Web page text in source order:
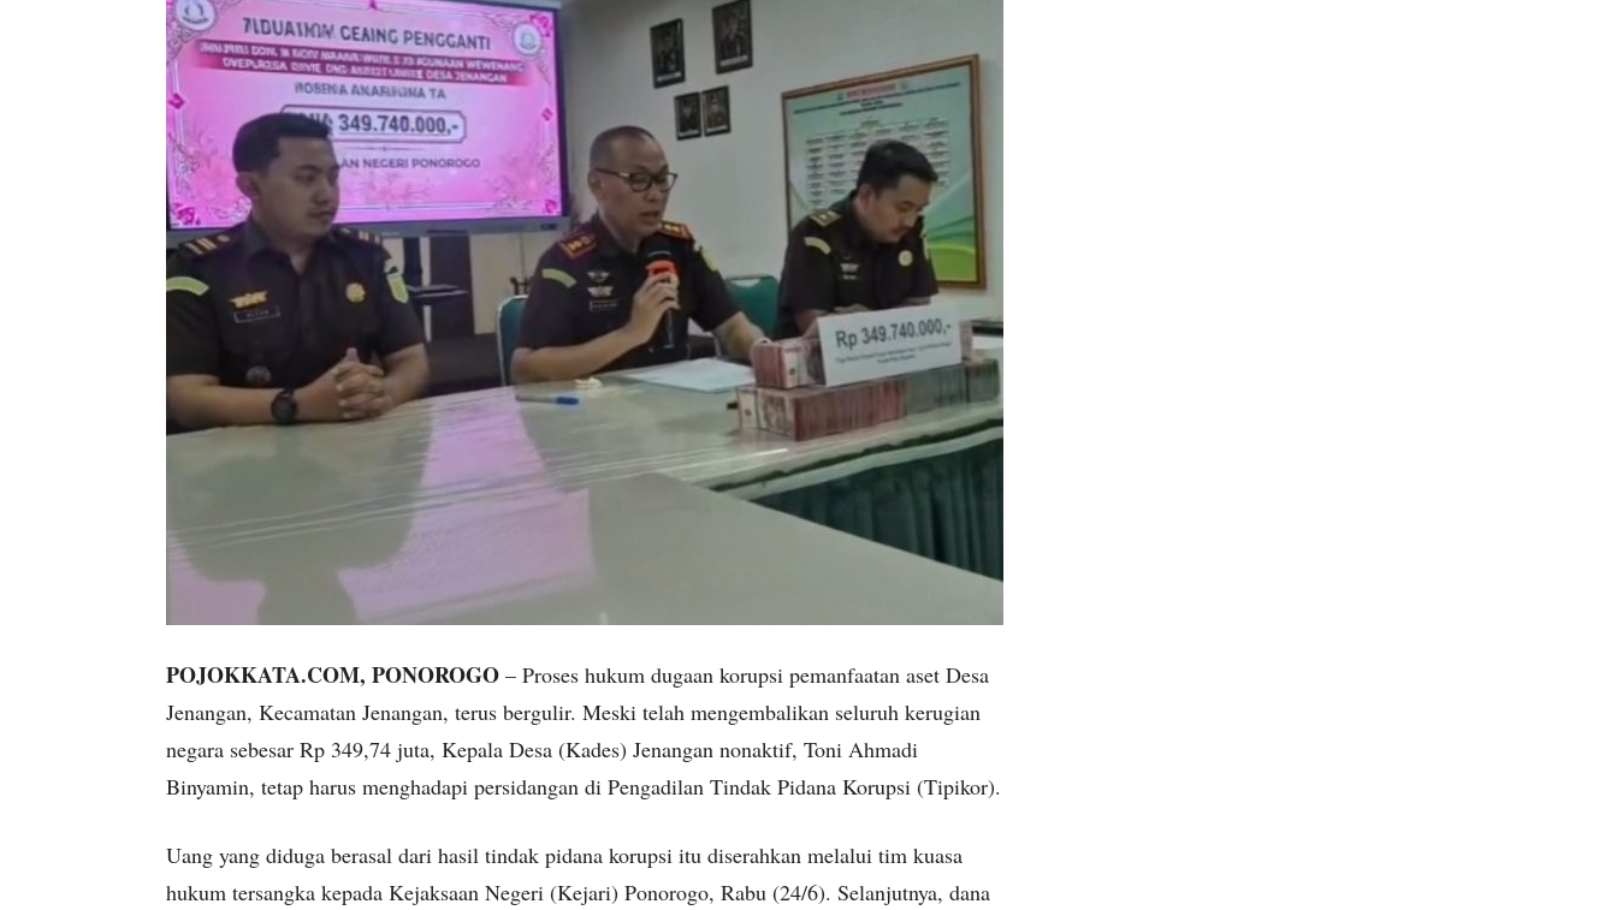
POJOKKATA.COM, PONOROGO – Proses hukum dugaan korupsi pemanfaatan aset Desa
Jenangan, Kecamatan Jenangan, terus bergulir. Meski telah mengembalikan seluruh kerugian
negara sebesar Rp 349,74 juta, Kepala Desa (Kades) Jenangan nonaktif, Toni Ahmadi
Binyamin, tetap harus menghadapi persidangan di Pengadilan Tindak Pidana Korupsi (Tipikor).
Uang yang diduga berasal dari hasil tindak pidana korupsi itu diserahkan melalui tim kuasa
hukum tersangka kepada Kejaksaan Negeri (Kejari) Ponorogo, Rabu (24/6). Selanjutnya, dana